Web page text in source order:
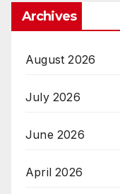
Archives
August 2026
July 2026
June 2026
April 2026